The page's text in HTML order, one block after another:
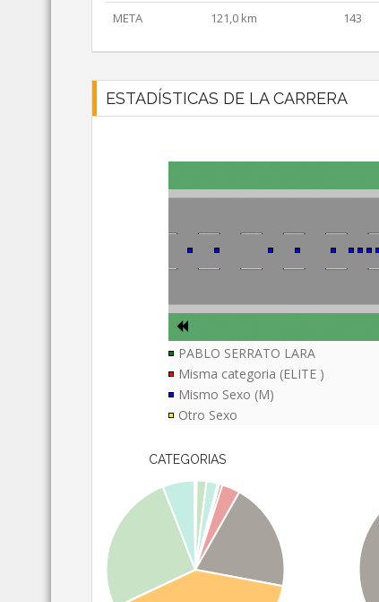
META
121,0 km 143
ESTADÍSTICAS DE LA CARRERA
PABLO SERRATO LARA
Misma categoria (ELITE )
Mismo Sexo (M)
Otro Sexo
CATEGORIAS